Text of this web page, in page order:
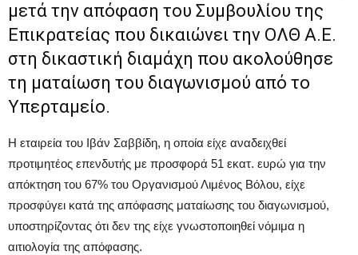
μετά την απόφαση του Συμβουλίου της
Επικρατείας που δικαιώνει την ΟΛΘ Α.Ε.
στη δικαστική διαμάχη που ακολούθησε
τη ματαίωση του διαγωνισμού από το
Υπερταμείο.
Η εταιρεία του Ιβάν Σαββίδη, η οποία είχε αναδειχθεί
προτιμητέος επενδυτής με προσφορά 51 εκατ. ευρώ για την
απόκτηση του 67% του Οργανισμού Λιμένος Βόλου, είχε
προσφύγει κατά της απόφασης ματαίωσης του διαγωνισμού,
υποστηρίζοντας ότι δεν της είχε γνωστοποιηθεί νόμιμα η
αιτιολογία της απόφασης.